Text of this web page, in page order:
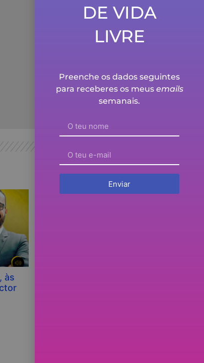
às
DE VIDA
LIVRE
Preenche os dados seguintes
para receberes os meus emails
semanais.
Enviar